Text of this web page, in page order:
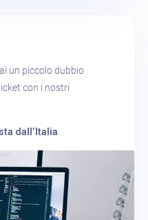
un piccolo dubbio
con i nostri
dall’Italia